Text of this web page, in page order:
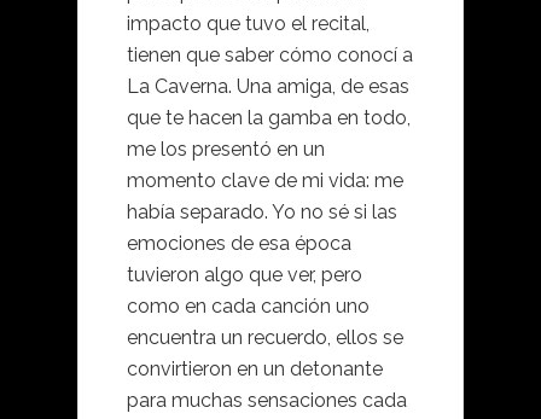
impacto que tuvo el recital,
tienen que saber cómo conocí a
La Caverna. Una amiga, de esas
que te hacen la gamba en todo,
me los presentó en un
momento clave de mi vida: me
había separado. Yo no sé si las
emociones de esa época
tuvieron algo que ver, pero
como en cada canción uno
encuentra un recuerdo, ellos se
convirtieron en un detonante
para muchas sensaciones cada